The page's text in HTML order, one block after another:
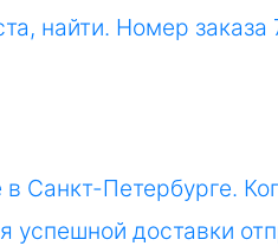
найти. Номер
Санкт-Петербурге.
доставки